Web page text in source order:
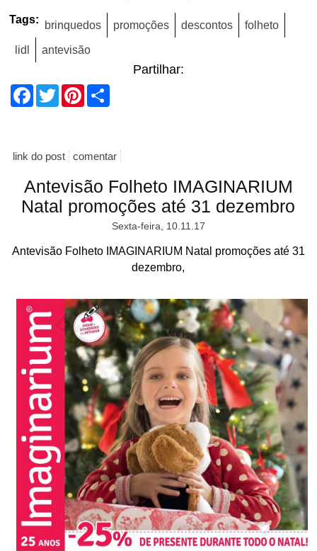
Tags: brinquedos promoções descontos folheto
lidl antevisão
Partilhar:
Facebook
TwitterPinterest
link do post comentar
Antevisão Folheto IMAGINARIUM
Natal promoções até 31 dezembro
Sexta-feira, 10.11.17
Antevisão Folheto IMAGINARIUM Natal promoções até 31
dezembro,